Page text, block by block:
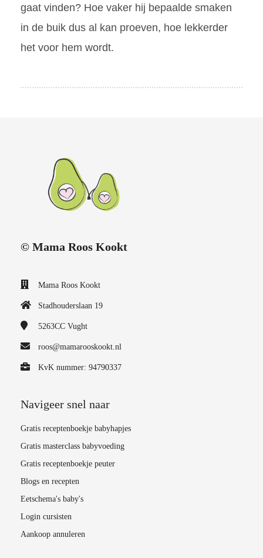
gaat vinden? Hoe vaker hij bepaalde smaken
in de buik dus al kan proeven, hoe lekkerder
het voor hem wordt.
© Mama Roos Kookt
Mama Roos Kookt
Stadhouderslaan 19
5263CC Vught
roos@mamarooskookt.nl
KvK nummer: 94790337
Navigeer snel naar
Gratis receptenboekje babyhapjes
Gratis masterclass babyvoeding
Gratis receptenboekje peuter
Blogs en recepten
Eetschema's baby's
Login cursisten
Aankoop annuleren